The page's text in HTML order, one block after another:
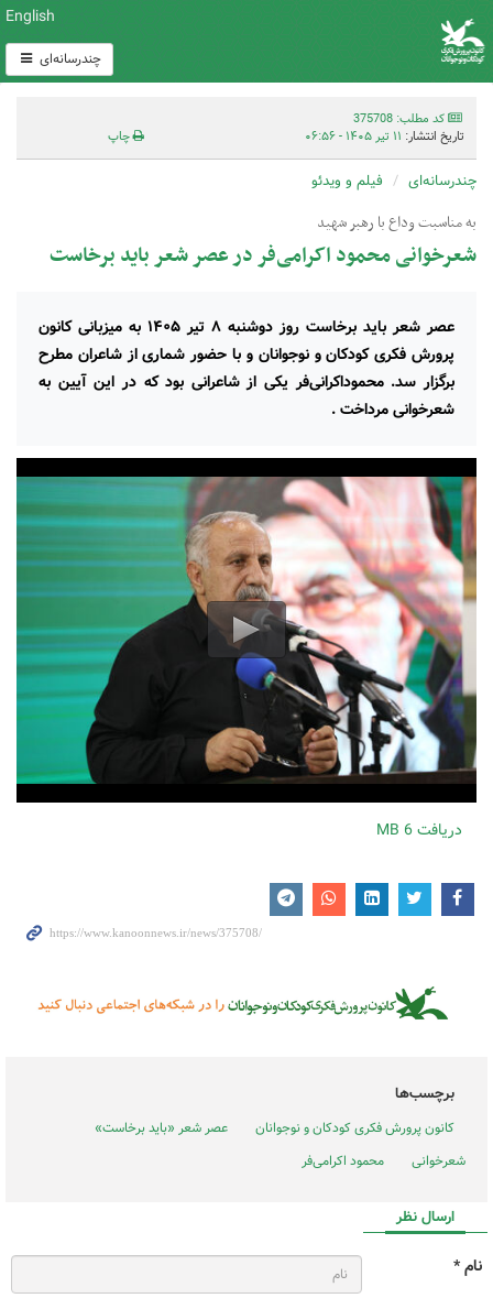
English
چندرسانه‌ای
کد مطلب: 375708
تاریخ انتشار: ۱۱ تیر ۱۴۰۵ - ۰۶:۵۶ چاپ
چندرسانه‌ای فیلم و ویدئو
به مناسبت وداع با رهبر شهید
شعرخوانی محمود اکرامی‌فر در عصر شعر باید برخاست
عصر شعر باید برخاست روز دوشنبه ۸ تیر ۱۴۰۵ به میزبانی کانون
پرورش فکری کودکان و نوجوانان و با حضور شماری از شاعران مطرح
برگزار سد. محموداکرانی‌فر یکی از شاعرانی بود که در این آیین به
شعرخوانی مرداخت .
دریافت6 MB
برچسب‌ها
کانون پرورش فکری کودکان و نوجوانان
عصر شعر «باید برخاست»
شعرخوانی
محمود اکرامی‌فر
ارسال نظر
نام *